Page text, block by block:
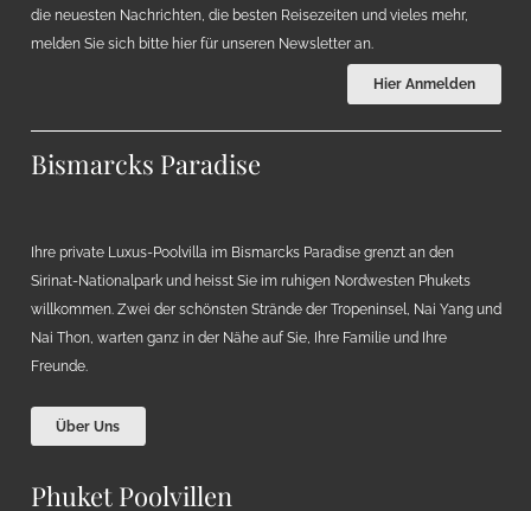
die neuesten Nachrichten, die besten Reisezeiten und vieles mehr,
melden Sie sich bitte hier für unseren Newsletter an.
Hier Anmelden
Bismarcks Paradise
Ihre private Luxus-Poolvilla im Bismarcks Paradise grenzt an den
Sirinat-Nationalpark und heisst Sie im ruhigen Nordwesten Phukets
willkommen. Zwei der schönsten Strände der Tropeninsel, Nai Yang und
Nai Thon, warten ganz in der Nähe auf Sie, Ihre Familie und Ihre
Freunde.
Über Uns
Phuket Poolvillen